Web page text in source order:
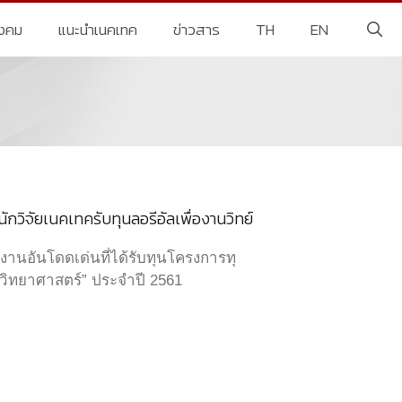
คม แนะนำเนคเทค ข่าวสาร TH EN
กวิจัยเนคเทครับทุนลอรีอัลเพื่องานวิทย์
านอันโดดเด่นที่ได้รับทุนโครงการทุ
ทยาศาสตร์” ประจำปี 2561